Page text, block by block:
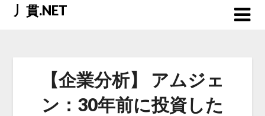
Skip丿貫.NET
【企業分析】 アムジェ
ン：30年前に投資した